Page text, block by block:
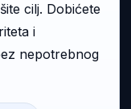
cilj. Dobićete
i
nepotrebnog